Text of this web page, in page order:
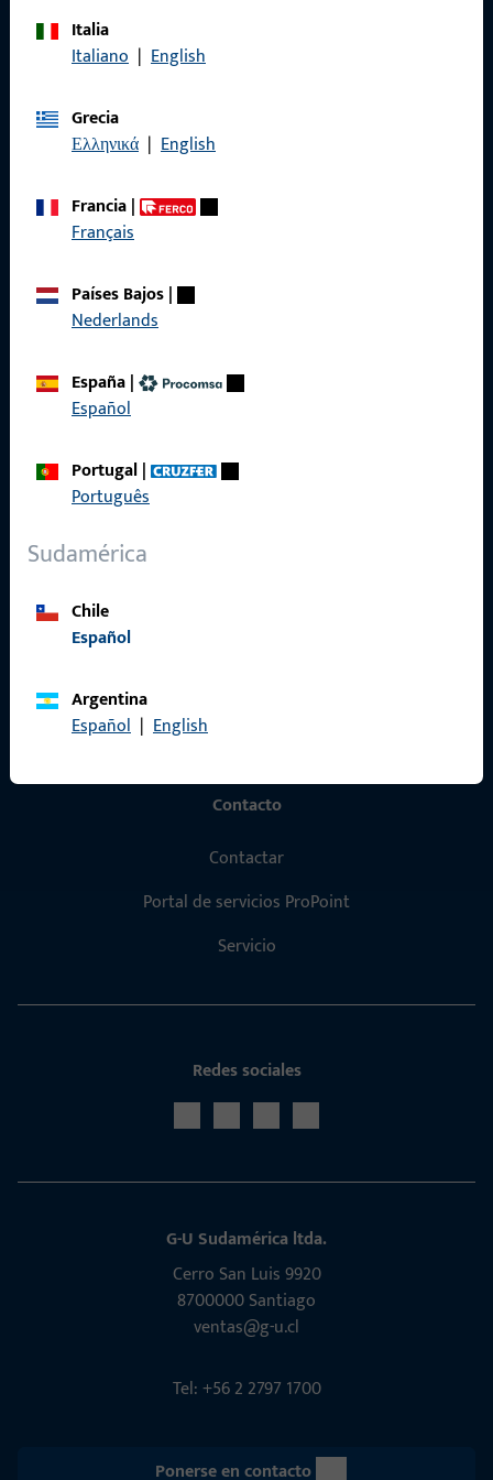
Llámenos
Italia
Italiano | English
Grecia
Ελληνικά | English
Francia|
Français
Países Bajos|
Nederlands
España|
Español
Portugal|
Português
Sudamérica
Chile
Español
Argentina
Español | English
Protección de datos
Contacto
Contactar
Portal de servicios ProPoint
Servicio
Redes sociales
G-U Sudamérica ltda.
Cerro San Luis 9920
8700000 Santiago
ventas@g-u.cl
Tel: +56 2 2797 1700
Ponerse en contacto